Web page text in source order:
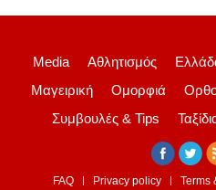
Media Αθλητισμός
Μαγειρική
Ομορφιά
Συμβουλές & Tips
FAQ Privacy policy Terms